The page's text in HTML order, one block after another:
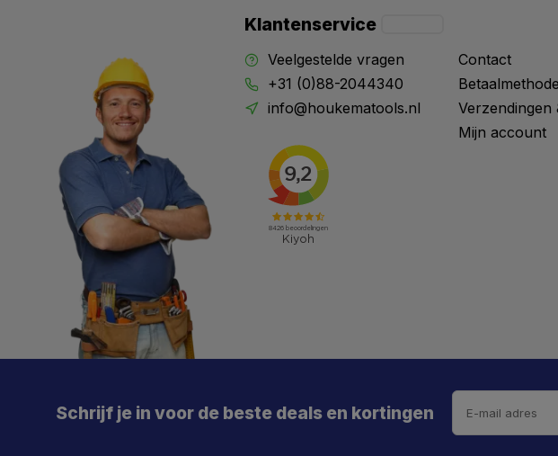
Klantenservice
Veelgestelde vragen
+31 (0)88-2044340
info@houkematools.nl
Contact
Verzendingen
Mijn account
Schrijf je in voor de beste deals en kortingen
Meld je aan en mis geen enkele actie, aanbieding
of nieuwe deal meer. Én je krijgt direct €5 korting!
Je hebt de weg vrij gemaaid
De kortingscode is